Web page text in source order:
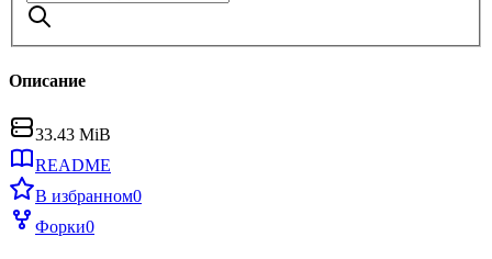
Описание
33.43 MiB
README
В избранном0
Форки0